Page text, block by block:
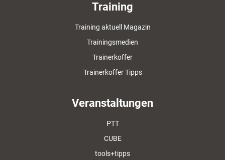
Training
Training aktuell Magazin
Trainingsmedien
Trainerkoffer
Trainerkoffer Tipps
Veranstaltungen
PTT
CUBE
tools+tipps